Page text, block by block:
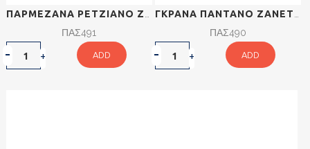
ΠΑΣ491
ADD
ΠΑΣ490
ADD